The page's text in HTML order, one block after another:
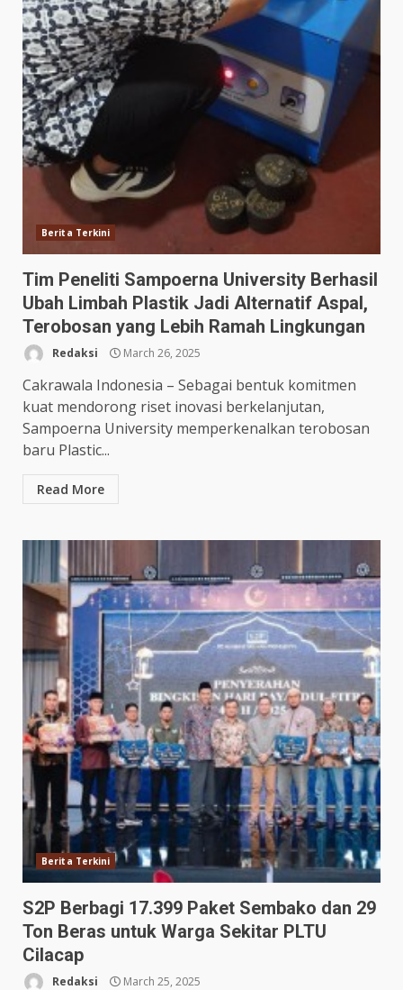
Berita Terkini
Tim Peneliti Sampoerna University Berhasil
Ubah Limbah Plastik Jadi Alternatif Aspal,
Terobosan yang Lebih Ramah Lingkungan
Redaksi March 26, 2025
Cakrawala Indonesia – Sebagai bentuk komitmen
kuat mendorong riset inovasi berkelanjutan,
Sampoerna University memperkenalkan terobosan
baru Plastic...
Read More
Berita Terkini
S2P Berbagi 17.399 Paket Sembako dan 29
Ton Beras untuk Warga Sekitar PLTU
Cilacap
Redaksi March 25, 2025